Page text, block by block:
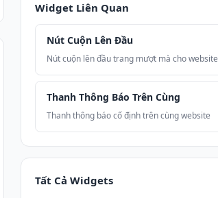
Widget Liên Quan
Nút Cuộn Lên Đầu
Nút cuộn lên đầu trang mượt mà cho website
Thanh Thông Báo Trên Cùng
Thanh thông báo cố định trên cùng website
Tất Cả Widgets